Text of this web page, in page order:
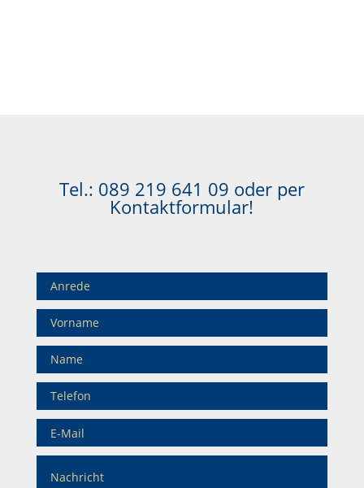
Tel.: 089 219 641 09 oder per
Kontaktformular!